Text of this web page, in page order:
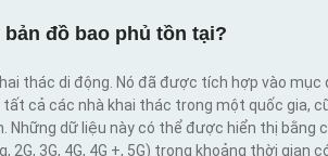
đồ bao phủ tồn tại?
thác di động. Nó đã được tích hợp vào mục
cả các nhà khai thác trong một quốc gia,
Những dữ liệu này có thể được hiển thị bằng
3G, 4G, 4G +, 5G) trong khoảng thời gian